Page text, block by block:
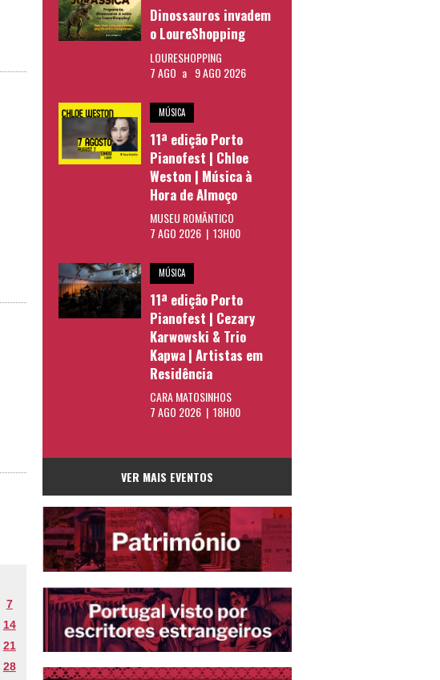
7
14
21
28
Dinossauros invadem
o LoureShopping
LOURESHOPPING
7 AGO a 9 AGO 2026
MÚSICA
11ª edição Porto
Pianofest | Chloe
Weston | Música à
Hora de Almoço
MUSEU ROMÂNTICO
7 AGO 2026 | 13H00
MÚSICA
11ª edição Porto
Pianofest | Cezary
Karwowski & Trio
Kapwa | Artistas em
Residência
CARA MATOSINHOS
7 AGO 2026 | 18H00
VER MAIS EVENTOS